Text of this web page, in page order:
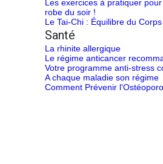
Les exercices à pratiquer
robe du soir !
Le Tai-Chi : Équilibre du
Santé
La rhinite allergique
Le régime anticancer
Votre programme anti-stress
A chaque maladie son régime
Comment Prévenir